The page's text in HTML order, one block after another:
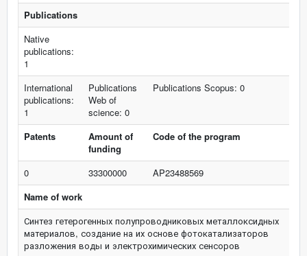
Publications
Native
publications:
1
International
publications:
1
Publications
Web of
science: 0
Publications Scopus: 0
Patents
Amount of
funding
Code of the program
0 33300000
AP23488569
Name of work
Синтез гетерогенных полупроводниковых металлоксидных
материалов, создание на их основе фотокатализаторов
разложения воды и электрохимических сенсоров